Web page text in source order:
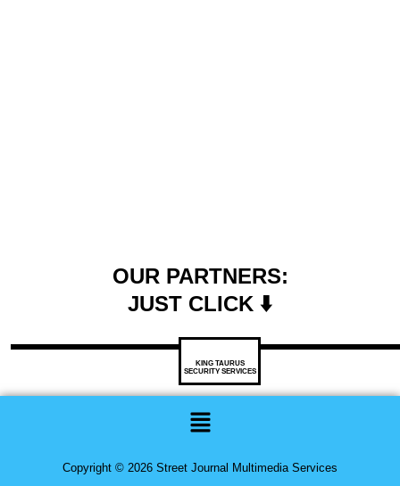
OUR PARTNERS:
JUST CLICK ⬇️
KING TAURUS
SECURITY SERVICES
Menu
Copyright © 2026 Street Journal Multimedia Services